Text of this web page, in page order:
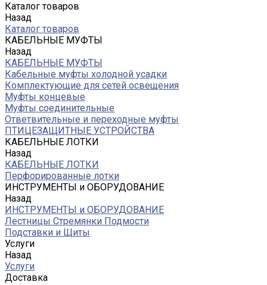
Каталог товаров
Назад
Каталог товаров
КАБЕЛЬНЫЕ МУФТЫ
Назад
КАБЕЛЬНЫЕ МУФТЫ
Кабельные муфты холодной усадки
Комплектующие для сетей освещения
Муфты концевые
Муфты соединительные
Ответвительные и переходные муфты
ПТИЦЕЗАЩИТНЫЕ УСТРОЙСТВА
КАБЕЛЬНЫЕ ЛОТКИ
Назад
КАБЕЛЬНЫЕ ЛОТКИ
Перфорированные лотки
ИНСТРУМЕНТЫ и ОБОРУДОВАНИЕ
Назад
ИНСТРУМЕНТЫ и ОБОРУДОВАНИЕ
Лестницы Стремянки Подмости
Подставки и Щиты
Услуги
Назад
Услуги
Доставка